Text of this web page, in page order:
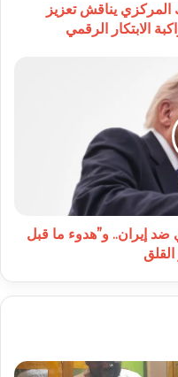
المركزي يناقش تعزيز
الابتكار الرقمي
ضد إيران.. و”هدوء ما قبل
القلق